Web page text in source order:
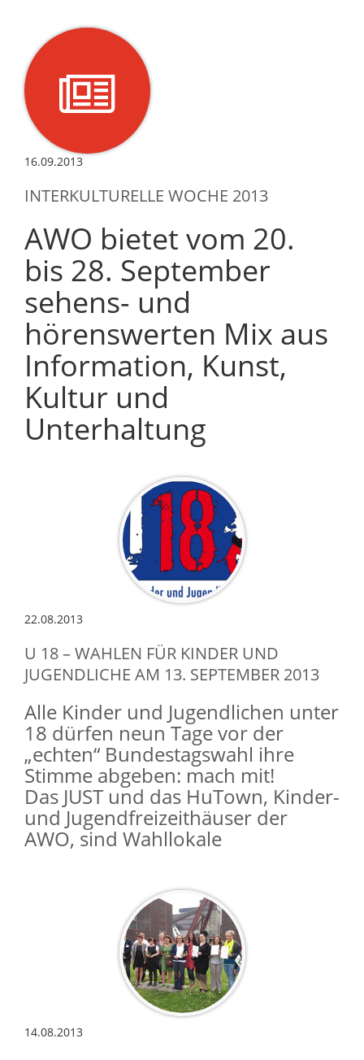
16.09.2013
INTERKULTURELLE WOCHE 2013
AWO bietet vom 20.
bis 28. September
sehens- und
hörenswerten Mix aus
Information, Kunst,
Kultur und
Unterhaltung
22.08.2013
U 18 – WAHLEN FÜR KINDER UND
JUGENDLICHE AM 13. SEPTEMBER 2013
Alle Kinder und Jugendlichen unter
18 dürfen neun Tage vor der
„echten“ Bundestagswahl ihre
Stimme abgeben: mach mit!
Das JUST und das HuTown, Kinder-
und Jugendfreizeithäuser der
AWO, sind Wahllokale
14.08.2013